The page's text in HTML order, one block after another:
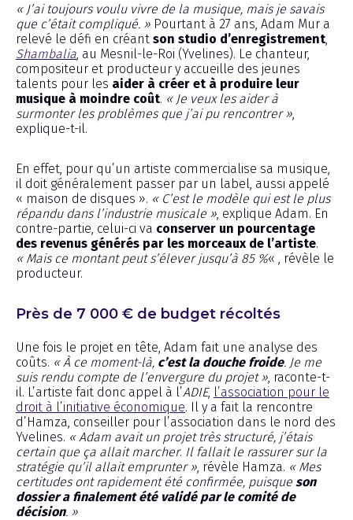
« J’ai toujours voulu vivre de la musique, mais je savais
que c’était compliqué. » Pourtant à 27 ans, Adam Mur a
relevé le défi en créant son studio d’enregistrement
Shambalia , au Mesnil-le-Roi (Yvelines). Le chanteur,
compositeur et producteur y accueille des jeunes
talents pour les aider à créer et à produire leur
musique à moindre coût. « Je veux les aider à
surmonter les problèmes que j’ai pu rencontrer »
explique-t-il.
En effet, pour qu’un artiste commercialise sa musique,
il doit généralement passer par un label, aussi appelé
« maison de disques ». « C’est le modèle qui est le plus
répandu dans l’industrie musicale » , explique Adam. En
contre-partie, celui-ci va conserver un pourcentage
des revenus générés par les morceaux de l’artiste.
« Mais ce montant peut s’élever jusqu’à 85 %« , révèle le
producteur.
Près de 7 000 € de budget récoltés
Une fois le projet en tête, Adam fait une analyse des
coûts. « À ce moment-là, c’est la douche froide. Je me
suis rendu compte de l’envergure du projet » , raconte-t-
il. L’artiste fait donc appel à l’ADIE, l’association pour le
droit à l’initiative économique. Il y a fait la rencontre
d’Hamza, conseiller pour l’association dans le nord des
Yvelines. « Adam avait un projet très structuré, j’étais
certain que ça allait marcher. Il fallait le rassurer sur la
stratégie qu’il allait emprunter » , révèle Hamza. « Mes
certitudes ont rapidement été confirmée, puisque son
dossier a finalement été validé par le comité de
décision. »